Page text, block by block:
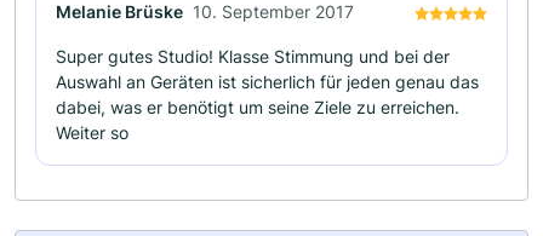
Melanie Brüske 10. September 2017
Super gutes Studio! Klasse Stimmung und bei der
Auswahl an Geräten ist sicherlich für jeden genau das
dabei, was er benötigt um seine Ziele zu erreichen.
Weiter so